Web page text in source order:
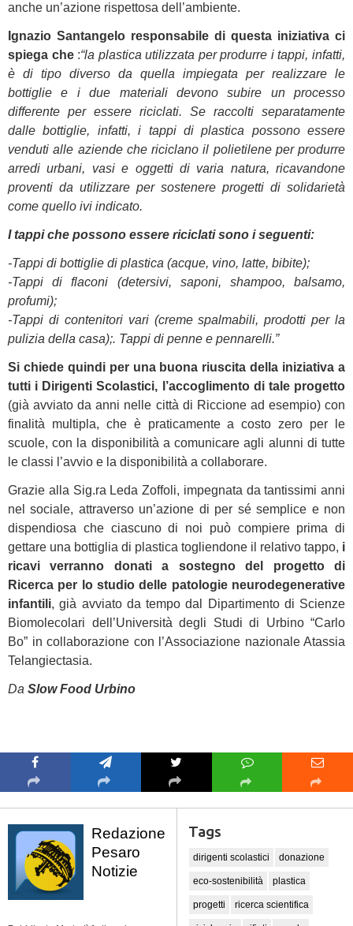
anche un’azione rispettosa dell’ambiente.
Ignazio Santangelo responsabile di questa iniziativa ci
spiega che:“la plastica utilizzata per produrre i tappi, infatti,
è di tipo diverso da quella impiegata per realizzare le
bottiglie e i due materiali devono subire un processo
differente per essere riciclati. Se raccolti separatamente
dalle bottiglie, infatti, i tappi di plastica possono essere
venduti alle aziende che riciclano il polietilene per produrre
arredi urbani, vasi e oggetti di varia natura, ricavandone
proventi da utilizzare per sostenere progetti di solidarietà
come quello ivi indicato.
I tappi che possono essere riciclati sono i seguenti:
-Tappi di bottiglie di plastica (acque, vino, latte, bibite);
-Tappi di flaconi (detersivi, saponi, shampoo, balsamo,
profumi);
-Tappi di contenitori vari (creme spalmabili, prodotti per la
pulizia della casa);. Tappi di penne e pennarelli.”
Si chiede quindi per una buona riuscita della iniziativa a
tutti i Dirigenti Scolastici, l’accoglimento di tale progetto
(già avviato da anni nelle città di Riccione ad esempio) con
finalità multipla, che è praticamente a costo zero per le
scuole, con la disponibilità a comunicare agli alunni di tutte
le classi l’avvio e la disponibilità a collaborare.
Grazie alla Sig.ra Leda Zoffoli, impegnata da tantissimi anni
nel sociale, attraverso un’azione di per sé semplice e non
dispendiosa che ciascuno di noi può compiere prima di
gettare una bottiglia di plastica togliendone il relativo tappo, i
ricavi verranno donati a sostegno del progetto di
Ricerca per lo studio delle patologie neurodegenerative
infantili, già avviato da tempo dal Dipartimento di Scienze
Biomolecolari dell’Università degli Studi di Urbino “Carlo
Bo” in collaborazione con l’Associazione nazionale Atassia
Telangiectasia.
Da Slow Food Urbino
Redazione
Pesaro
Notizie
Tags
dirigenti scolastici donazione
eco-sostenibilità plastica
progetti ricerca scientifica